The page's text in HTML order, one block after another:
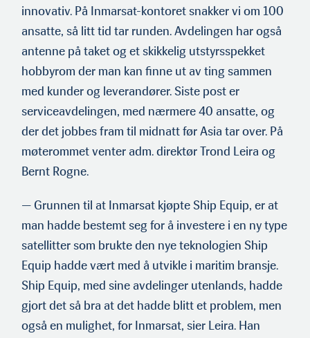
innovativ. På Inmarsat-kontoret snakker vi om 100
ansatte, så litt tid tar runden. Avdelingen har også
antenne på taket og et skikkelig utstyrsspek­ket
hobbyrom der man kan finne ut av ting sammen
med kunder og leverandører. Siste post er
serviceavdelingen, med nærmere 40 ansatte, og
der det jobbes fram til midnatt før Asia tar over. På
møterommet venter adm. direktør Trond Leira og
Bernt Rogne.
— Grunnen til at Inmarsat kjøpte Ship Equip, er at
man hadde bestemt seg for å investere i en ny type
satellitter som brukte den nye teknologien Ship
Equip hadde vært med å utvikle i maritim bransje.
Ship Equip, med sine avdelinger utenlands, hadde
gjort det så bra at det hadde blitt et problem, men
også en mulighet, for Inmarsat, sier Leira. Han